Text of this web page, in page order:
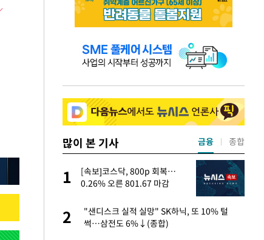
많이 본 기사
1
[속보]코스닥, 800p 회복…
0.26% 오른 801.67 마감
2
"샌디스크 실적 실망" SK하닉, 또 10% 털
썩…삼전도 6%↓(종합)
금융 종합